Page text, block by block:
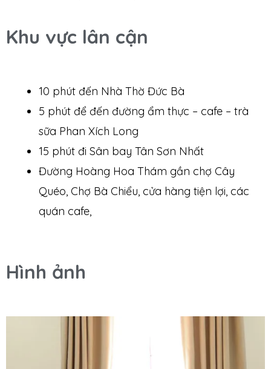
Khu vực lân cận
10 phút đến Nhà Thờ Đức Bà
5 phút để đến đường ẩm thực – cafe – trà
sữa Phan Xích Long
15 phút đi Sân bay Tân Sơn Nhất
Đường Hoàng Hoa Thám gần chợ Cây
Quéo, Chợ Bà Chiểu, cửa hàng tiện lợi, các
quán cafe,
Hình ảnh